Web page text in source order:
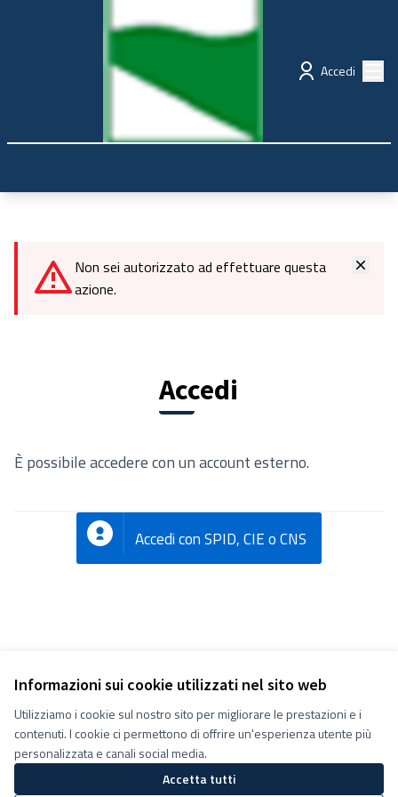
Informazioni sui cookie utilizzati nel sito web
Utilizziamo i cookie sul nostro sito per migliorare le prestazioni e i
contenuti. I cookie ci permettono di offrire un'esperienza utente più
personalizzata e canali social media.
Accetta tutti
Regione Emilia-Romagna Partecipazione
Accedi
Non sei autorizzato ad effettuare questa
azione.
Accedi
È possibile accedere con un account esterno.
Accedi con SPID, CIE o CNS
Termini e condizioni d''uso
Impostazioni Cookie
Decidiamo su Facebook
Decidiamo su YouTube
(Collegamento esterno)